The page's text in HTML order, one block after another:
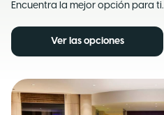
Encuentra la mejor opción para ti.
Ver las opciones